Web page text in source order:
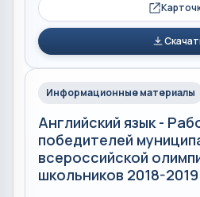
Информационные материалы
Английский язык -
победителей
всероссийской
школьников 2018-2019